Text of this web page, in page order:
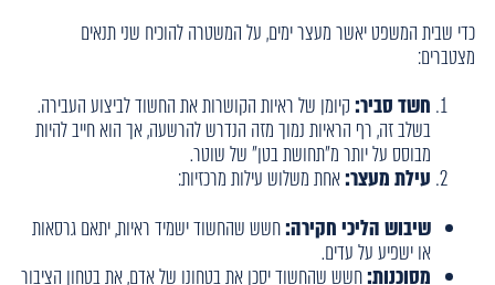
כדי שבית המשפט יאשר מעצר ימים, על המשטרה להוכיח שני תנאים
מצטברים:
חשד סביר:קיומן של ראיות הקושרות את החשוד לביצוע העבירה.
בשלב זה, רף הראיות נמוך מזה הנדרש להרשעה, אך הוא חייב להיות
מבוסס על יותר מ"תחושת בטן" של שוטר.
עילת מעצר:אחת משלוש עילות מרכזיות:
שיבוש הליכי חקירה:חשש שהחשוד ישמיד ראיות, יתאם גרסאות
או ישפיע על עדים.
מסוכנות:חשש שהחשוד יסכן את בטחונו של אדם, את בטחון הציבור